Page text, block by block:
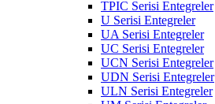
TPIC Serisi Entegreler
U Serisi Entegreler
UA Serisi Entegreler
UC Serisi Entegreler
UCN Serisi Entegreler
UDN Serisi Entegreler
ULN Serisi Entegreler